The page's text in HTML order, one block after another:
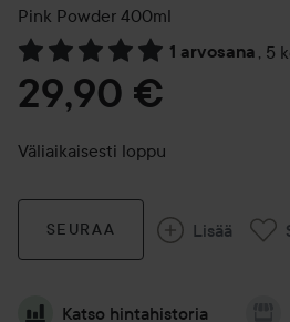
Pink Powder 400ml
1 arvosana , 5
Siirtyä jhk Arvosana & kommentit
29,90 €
Väliaikaisesti loppu
SEURAA Lisää
Katso hintahistoria